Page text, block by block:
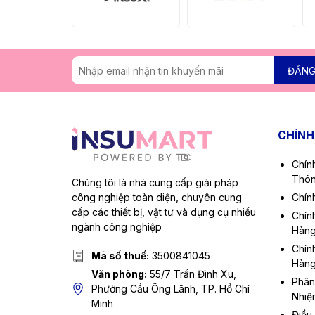
DN80 = 90mm
DN80/25 = 90mm
DN80/40 = 90mm
DN80/50 = 90mm
DN100 = 114mm
DN100/25 = 114mm
DN100/32 = 114mm
DN100/40 = 114mm
DN100/50 = 114mm
DN100/65 = 114mm
Chúng tôi là nhà cung cấp giải pháp
công nghiệp toàn diện, chuyên cung
cấp các thiết bị, vật tư và dụng cụ nhiều
ngành công nghiệp
Mã số thuế: 3500841045
Văn phòng: 55/7 Trần Đình Xu,
Phường Cầu Ông Lãnh, TP. Hồ Chí
Minh
Hàng
Hàng